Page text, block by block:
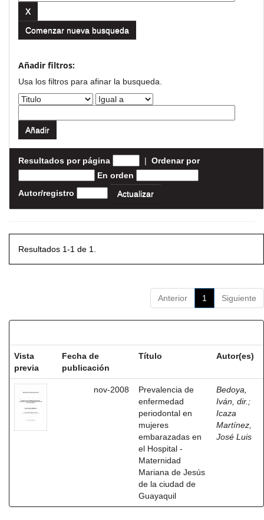
Comenzar nueva busqueda
Añadir filtros:
Usa los filtros para afinar la busqueda.
Resultados por página | Ordenar por
En orden
Autor/registro
Resultados 1-1 de 1.
Anterior 1 Siguiente
Vista
previa
Fecha de
publicación
Título Autor(es)
nov-2008
Prevalencia de
enfermedad
periodontal en
mujeres
embarazadas en
el Hospital -
Maternidad
Mariana de Jesús
de la ciudad de
Guayaquil
Bedoya,
Iván, dir. ;
Icaza
Martínez,
José Luis